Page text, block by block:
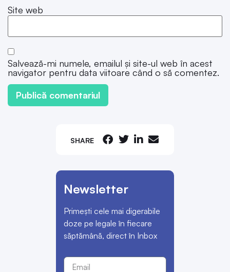
SHARE
Newsletter
Primești cele mai digerabile
doze pe legale în fiecare
săptămână, direct în Inbox
Site web
Salvează-mi numele, emailul și site-ul web în acest
navigator pentru data viitoare când o să comentez.